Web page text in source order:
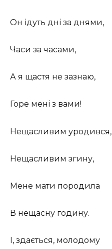
Он ідуть дні за днями,
Часи за часами,
А я щастя не зазнаю,
Горе мені з вами!
Нещасливим уродився,
Нещасливим згину,
Мене мати породила
В нещасну годину.
І, здається, молодому